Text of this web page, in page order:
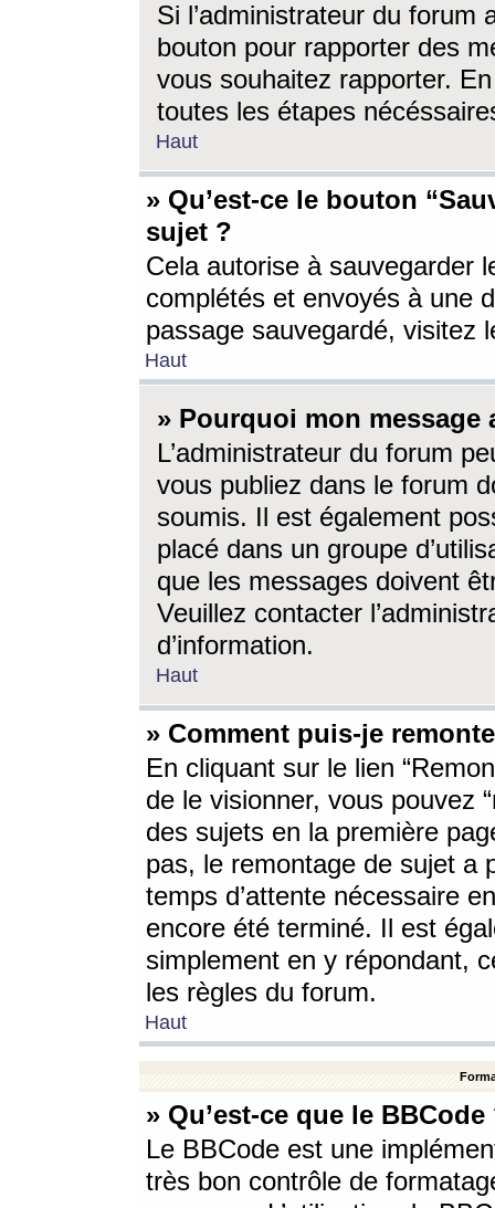
Si l’administrateur du forum
bouton pour rapporter des
vous souhaitez rapporter.
toutes les étapes
Haut
» Qu’est-ce le bouton
sujet ?
Cela autorise à sauvegarder
complétés et envoyés à une
passage sauvegardé, visitez
Haut
» Pourquoi mon message
L’administrateur du forum
vous publiez dans le forum
soumis. Il est également
placé dans un groupe
que les messages doivent
Veuillez contacter
d’information.
Haut
» Comment puis-je
En cliquant sur le lien
de le visionner, vous pouvez
des sujets en la première
pas, le remontage de sujet a
temps d’attente nécessaire
encore été terminé. Il est
simplement en y répondant,
les règles du forum.
Haut
» Qu’est-ce que le BBCode
Le BBCode est une
très bon contrôle de